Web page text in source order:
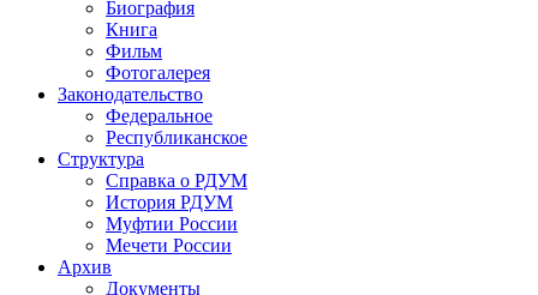
Биография
Книга
Фильм
Фотогалерея
Законодательство
Федеральное
Республиканское
Структура
Справка о РДУМ
История РДУМ
Муфтии России
Мечети России
Архив
Документы